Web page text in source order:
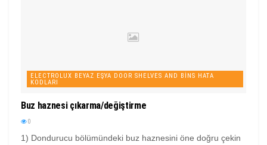
ELECTROLUX BEYAZ EŞYA DOOR SHELVES AND BINS HATA
KODLARI
Buz haznesi çıkarma/değiştirme
0
1) Dondurucu bölümündeki buz haznesini öne doğru çekin